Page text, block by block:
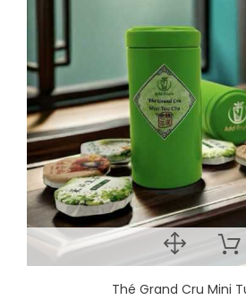
Thé Grand Cru Mini